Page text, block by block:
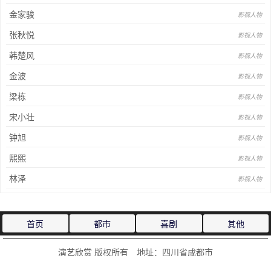
影视人物
金家骏
影视人物
张秋悦
影视人物
韩楚风
影视人物
金波
影视人物
梁栋
影视人物
宋小壮
影视人物
钟旭
影视人物
熙熙
影视人物
林泽
首页 都市 喜剧 其他
演艺欣赏 版权所有 地址：四川省成都市